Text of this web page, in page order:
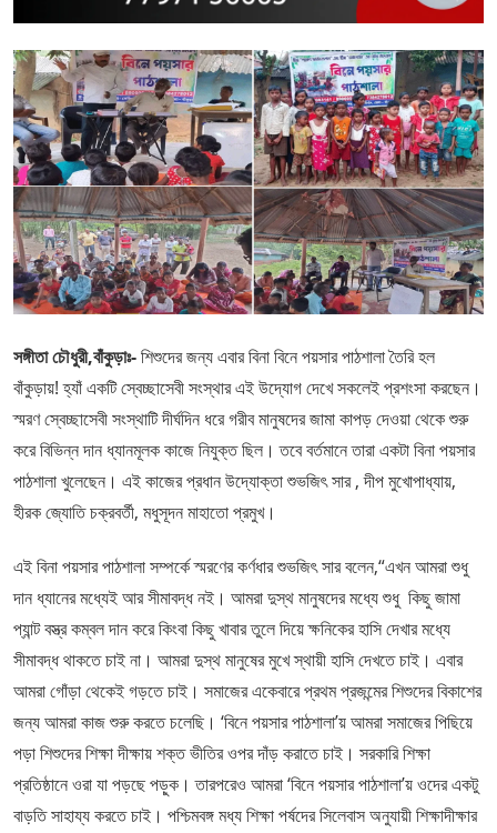
সঙ্গীতা চৌধুরী,বাঁকুড়াঃ-শিশুদের জন্য এবার বিনা বিনে পয়সার পাঠশালা তৈরি হল
বাঁকুড়ায়! হ্যাঁ একটি স্বেচ্ছাসেবী সংস্থার এই উদ্যোগ দেখে সকলেই প্রশংসা করছেন।
স্মরণ স্বেচ্ছাসেবী সংস্থাটি দীর্ঘদিন ধরে গরীব মানুষদের জামা কাপড় দেওয়া থেকে শুরু
করে বিভিন্ন দান ধ্যানমূলক কাজে নিযুক্ত ছিল। তবে বর্তমানে তারা একটা বিনা পয়সার
পাঠশালা খুলেছেন। এই কাজের প্রধান উদ্যোক্তা শুভজিৎ সার , দীপ মুখোপাধ্যায়,
হীরক জ্যোতি চক্রবর্তী, মধুসূদন মাহাতো প্রমুখ।
এই বিনা পয়সার পাঠশালা সম্পর্কে স্মরণের কর্ণধার শুভজিৎ সার বলেন,“এখন আমরা শুধু
দান ধ্যানের মধ্যেই আর সীমাবদ্ধ নই। আমরা দুস্থ মানুষদের মধ্যে শুধু কিছু জামা
প্যান্ট বস্ত্র কম্বল দান করে কিংবা কিছু খাবার তুলে দিয়ে ক্ষনিকের হাসি দেখার মধ্যে
সীমাবদ্ধ থাকতে চাই না। আমরা দুস্থ মানুষের মুখে স্থায়ী হাসি দেখতে চাই। এবার
আমরা গোঁড়া থেকেই গড়তে চাই। সমাজের একেবারে প্রথম প্রজন্মের শিশুদের বিকাশের
জন্য আমরা কাজ শুরু করতে চলেছি। ‘বিনে পয়সার পাঠশালা’য় আমরা সমাজের পিছিয়ে
পড়া শিশুদের শিক্ষা দীক্ষায় শক্ত ভীতির ওপর দাঁড় করাতে চাই। সরকারি শিক্ষা
প্রতিষ্ঠানে ওরা যা পড়ছে পড়ুক। তারপরেও আমরা ‘বিনে পয়সার পাঠশালা’য় ওদের একটু
বাড়তি সাহায্য করতে চাই। পশ্চিমবঙ্গ মধ্য শিক্ষা পর্ষদের সিলেবাস অনুযায়ী শিক্ষাদীক্ষার